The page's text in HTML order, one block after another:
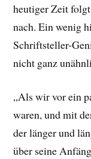
heutiger Zeit
nach. Ein wenig
Schriftsteller-
nicht ganz
„Als wir vor ein
waren, und mit
der länger und
über seine